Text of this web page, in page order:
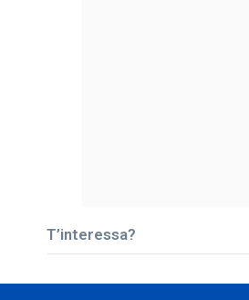
T’interessa?